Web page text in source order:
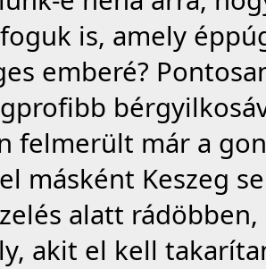
is, amely
emberé?
felmerült már a
másként Keszeg
alatt
akit el kell